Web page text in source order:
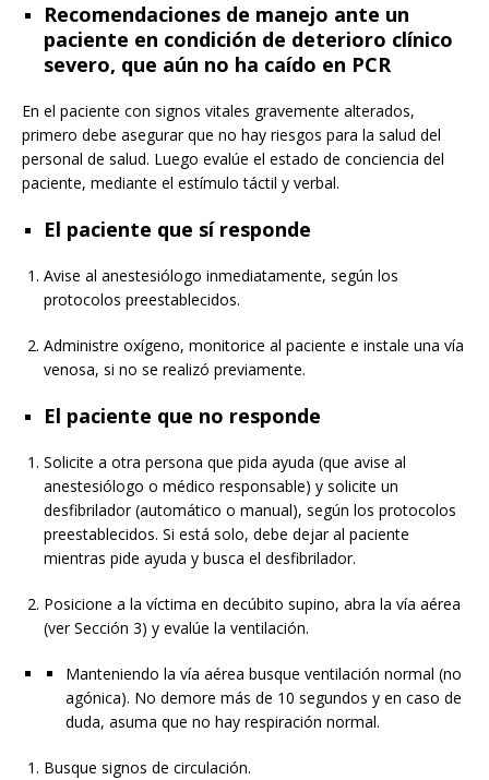
Recomendaciones de manejo ante un
paciente en condición de deterioro clínico
severo, que aún no ha caído en PCR
En el paciente con signos vitales gravemente alterados,
primero debe asegurar que no hay riesgos para la salud del
personal de salud. Luego evalúe el estado de conciencia del
paciente, mediante el estímulo táctil y verbal.
El paciente que sí responde
Avise al anestesiólogo inmediatamente, según los
protocolos preestablecidos.
Administre oxígeno, monitorice al paciente e instale una vía
venosa, si no se realizó previamente.
El paciente que no responde
Solicite a otra persona que pida ayuda (que avise al
anestesiólogo o médico responsable) y solicite un
desfibrilador (automático o manual), según los protocolos
preestablecidos. Si está solo, debe dejar al paciente
mientras pide ayuda y busca el desfibrilador.
Posicione a la víctima en decúbito supino, abra la vía aérea
(ver Sección 3) y evalúe la ventilación.
Manteniendo la vía aérea busque ventilación normal (no
agónica). No demore más de 10 segundos y en caso de
duda, asuma que no hay respiración normal.
Busque signos de circulación.